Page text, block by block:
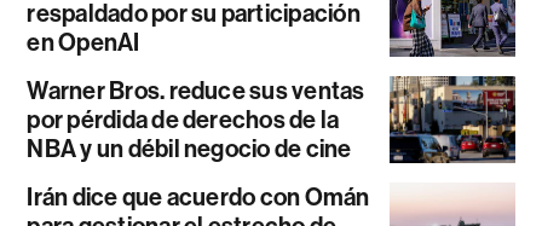
respaldado por su participación
en OpenAI
Warner Bros. reduce sus ventas
por pérdida de derechos de la
NBA y un débil negocio de cine
Irán dice que acuerdo con Omán